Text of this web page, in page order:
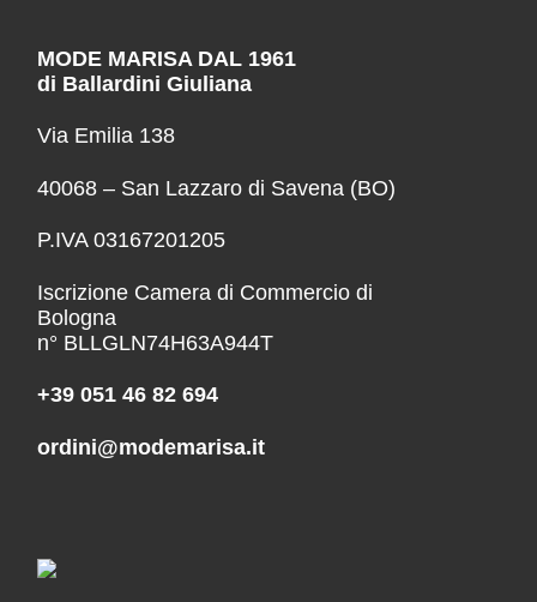
MODE MARISA DAL 1961
di Ballardini Giuliana
Via Emilia 138
40068 – San Lazzaro di Savena (BO)
P.IVA 03167201205
Iscrizione Camera di Commercio di
Bologna
n° BLLGLN74H63A944T
+39 051 46 82 694
ordini@modemarisa.it